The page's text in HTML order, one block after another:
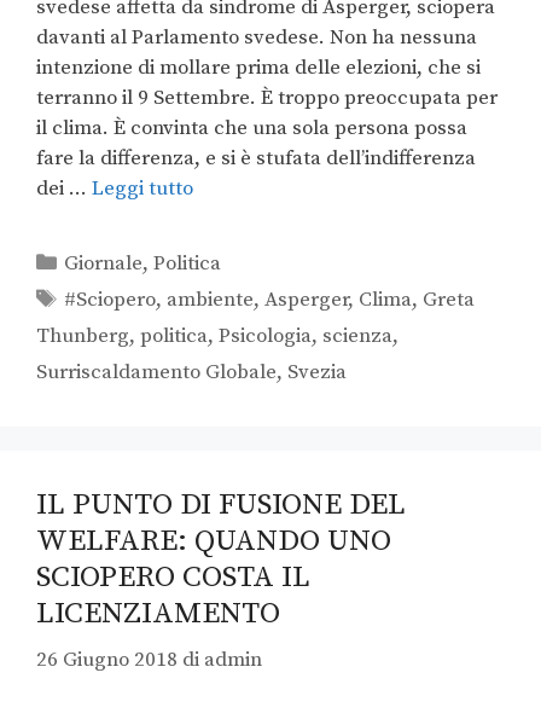
svedese affetta da sindrome di Asperger, sciopera
davanti al Parlamento svedese. Non ha nessuna
intenzione di mollare prima delle elezioni, che si
terranno il 9 Settembre. È troppo preoccupata per
il clima. È convinta che una sola persona possa
fare la differenza, e si è stufata dell’indifferenza
dei … Leggi tutto
Giornale,Politica
#Sciopero, ambiente,Asperger, Clima, Greta
Thunberg, politica, Psicologia, scienza,
Surriscaldamento Globale, Svezia
IL PUNTO DI FUSIONE DEL
WELFARE: QUANDO UNO
SCIOPERO COSTA IL
LICENZIAMENTO
26 Giugno 2018 di admin